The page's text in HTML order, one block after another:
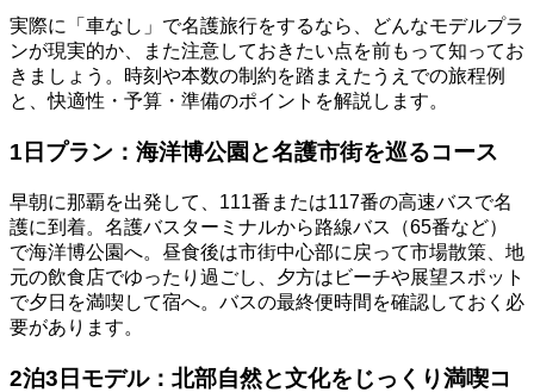
実際に「車なし」で名護旅行をするなら、どんなモデルプラ
ンが現実的か、また注意しておきたい点を前もって知ってお
きましょう。時刻や本数の制約を踏まえたうえでの旅程例
と、快適性・予算・準備のポイントを解説します。
1日プラン：海洋博公園と名護市街を巡るコース
早朝に那覇を出発して、111番または117番の高速バスで名
護に到着。名護バスターミナルから路線バス（65番など）
で海洋博公園へ。昼食後は市街中心部に戻って市場散策、地
元の飲食店でゆったり過ごし、夕方はビーチや展望スポット
で夕日を満喫して宿へ。バスの最終便時間を確認しておく必
要があります。
2泊3日モデル：北部自然と文化をじっくり満喫コ